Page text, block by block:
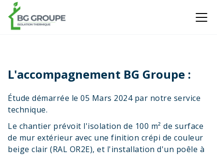
L'accompagnement BG Groupe :
Étude démarrée le 05 Mars 2024 par notre service
technique.
Le chantier prévoit l'isolation de 100 m² de surface
de mur extérieur avec une finition crépi de couleur
beige clair (RAL OR2E), et l'installation d'un poêle à